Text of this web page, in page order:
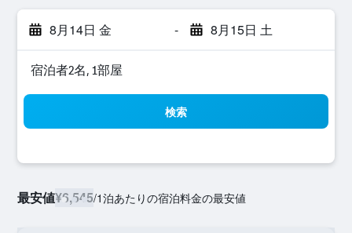
8月14日 金 - 8月15日 土
宿泊者2名, 1​部屋
検索
最安値¥6,545/1泊あたりの宿泊料金の最安値